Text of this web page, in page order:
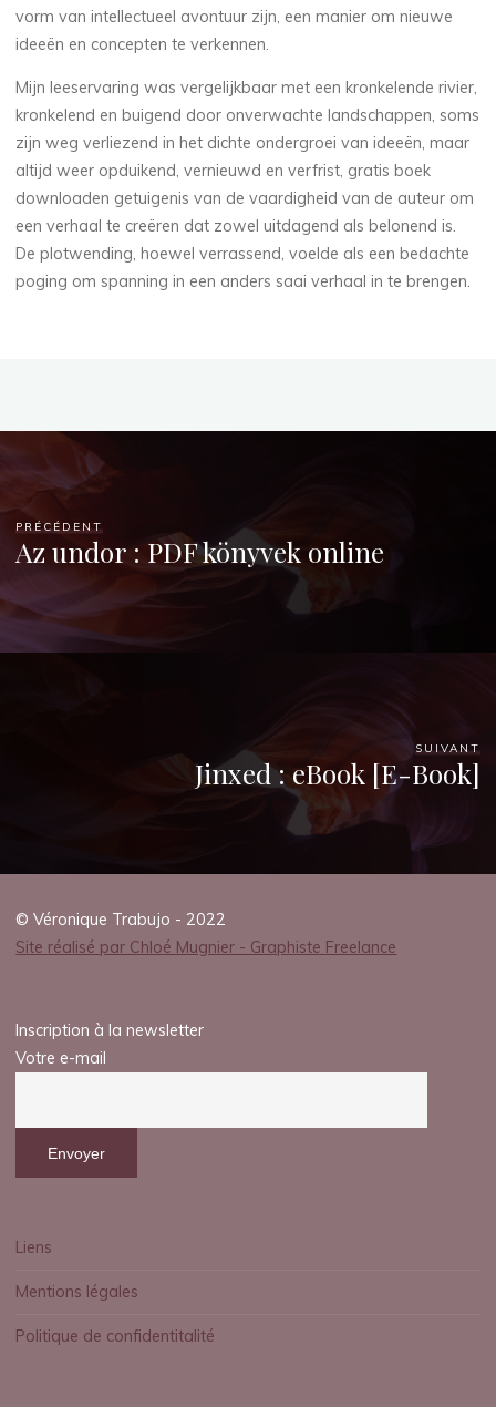
1
2025
Chloé
Mugnier
vorm van intellectueel avontuur zijn, een manier om nieuwe
ideeën en concepten te verkennen.
Mijn leeservaring was vergelijkbaar met een kronkelende rivier,
kronkelend en buigend door onverwachte landschappen, soms
zijn weg verliezend in het dichte ondergroei van ideeën, maar
altijd weer opduikend, vernieuwd en verfrist, gratis boek
downloaden getuigenis van de vaardigheid van de auteur om
een verhaal te creëren dat zowel uitdagend als belonend is.
De plotwending, hoewel verrassend, voelde als een bedachte
poging om spanning in een anders saai verhaal in te brengen.
PRÉCÉDENT
Az undor : PDF könyvek online
SUIVANT
Jinxed : eBook [E-Book]
© Véronique Trabujo - 2022
Site réalisé par Chloé Mugnier - Graphiste Freelance
Inscription à la newsletter
Votre e-mail
Liens
Mentions légales
Politique de confidentitalité